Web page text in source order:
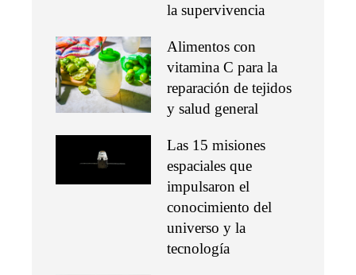
la supervivencia
Alimentos con
vitamina C para la
reparación de tejidos
y salud general
Las 15 misiones
espaciales que
impulsaron el
conocimiento del
universo y la
tecnología